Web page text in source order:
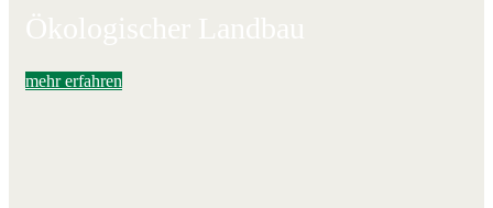
mehr erfahren